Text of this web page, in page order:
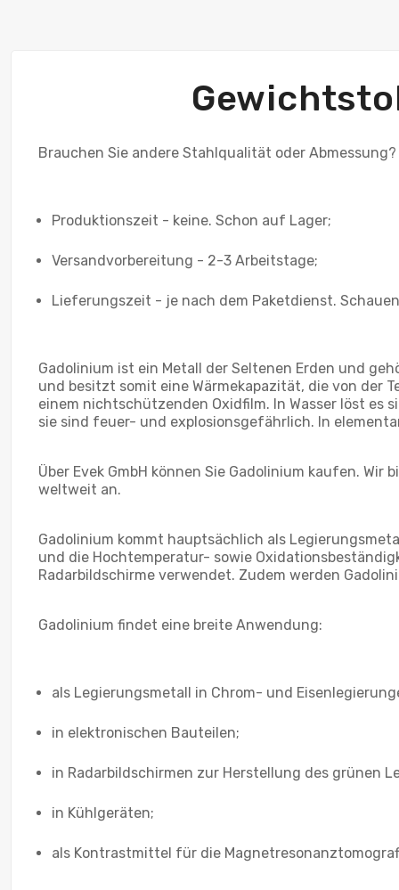
Brauchen Sie andere Stahlqualität oder
Produktionszeit - keine. Schon auf Lager;
Versandvorbereitung - 2-3 Arbeitstage;
Lieferungszeit - je nach dem Paketdienst.
Gadolinium ist ein Metall der Seltenen Erden und
und besitzt somit eine Wärmekapazität, die von der
einem nichtschützenden Oxidfilm. In Wasser löst es
sie sind feuer- und explosionsgefährlich. In
Über Evek GmbH können Sie Gadolinium kaufen.
weltweit an.
Gadolinium kommt hauptsächlich als
und die Hochtemperatur- sowie
Radarbildschirme verwendet. Zudem werden
Gadolinium findet eine breite Anwendung:
als Legierungsmetall in Chrom- und
in elektronischen Bauteilen;
in Radarbildschirmen zur Herstellung des grünen
in Kühlgeräten;
als Kontrastmittel für die